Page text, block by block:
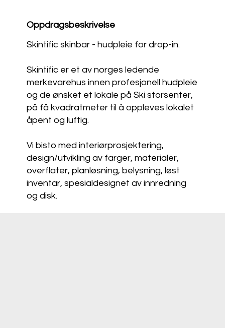
Oppdragsbeskrivelse
Skintific skinbar - hudpleie for drop-in.
Skintific er et av norges ledende
merkevarehus innen profesjonell hudpleie
og de ønsket et lokale på Ski storsenter,
på få kvadratmeter til å oppleves lokalet
åpent og luftig.
Vi bisto med interiørprosjektering,
design/utvikling av farger, materialer,
overflater, planløsning, belysning, løst
inventar, spesialdesignet av innredning
og disk.